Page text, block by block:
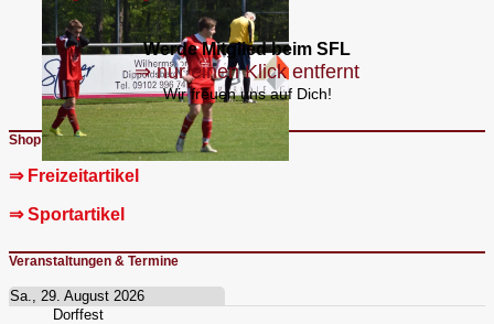
Werde Mitglied beim SFL
⇒ nur einen Klick entfernt
Wir freuen uns auf Dich!
Shop
⇒ Freizeitartikel
⇒ Sportartikel
Veranstaltungen & Termine
Sa., 29. August 2026
Dorffest